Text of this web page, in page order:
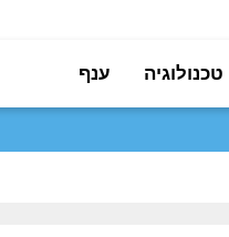
ענף טכנולוגיה